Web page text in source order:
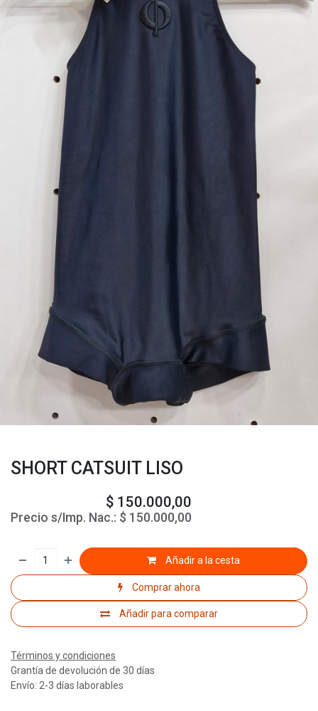
SHORT CATSUIT LISO
$ 150.000,00
Precio s/Imp. Nac.: $ 150.000,00
Añadir a la cesta
Comprar ahora
Añadir para comparar
Términos y condiciones
Grantía de devolución de 30 días
Envío: 2-3 días laborables